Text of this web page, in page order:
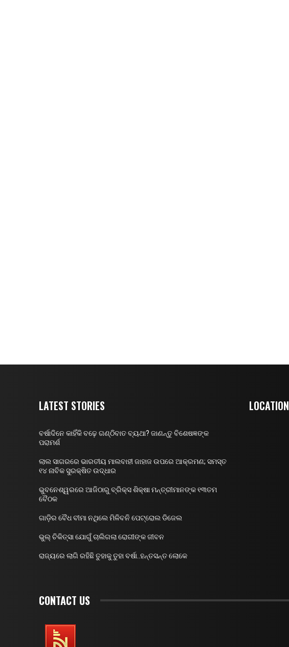
LATEST STORIES
ବର୍ଷାଦିନେ କାହିଁକି ବଢ଼େ ଗଣ୍ଠିବାତ ବ୍ୟଥା? ଜାଣନ୍ତୁ ବିଶେଷଜ୍ଞଙ୍କ
ପରାମର୍ଶ
ଲାଲ ସାଗରରେ ଭାରତୀୟ ମାଲବାହୀ ଜାହାଜ ଉପରେ ଆକ୍ରମଣ; ସମସ୍ତ
୧୪ ନାବିକ ସୁରକ୍ଷିତ ଉଦ୍ଧାର
ଭୁବନେଶ୍ୱରରେ ଆଜିଠାରୁ ବ୍ରିକ୍ସ ଶିକ୍ଷା ମନ୍ତ୍ରୀମାନଙ୍କ ୧୩ତମ
ବୈଠକ
ଗାଡ଼ିର ବୈଧ ବୀମା ନଥିଲେ ମିଳିବନି ପେଟ୍ରୋଲ ଡିଜେଲ
ଭୁଲ୍ ଚିକିତ୍ସା ଯୋଗୁଁ ଚାଲିଗଲା ରୋଗୀଙ୍କ ଜୀବନ
ରାଜ୍ୟରେ ଲାଗି ରହିଛି ତୁହାକୁ ତୁହା ବର୍ଷା..ହନ୍ତସନ୍ତ ଲୋକେ
LOCATION
CONTACT US